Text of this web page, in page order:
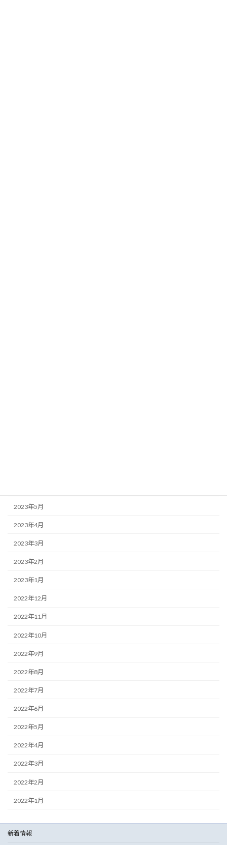
2023年5月
2023年4月
2023年3月
2023年2月
2023年1月
2022年12月
2022年11月
2022年10月
2022年9月
2022年8月
2022年7月
2022年6月
2022年5月
2022年4月
2022年3月
2022年2月
2022年1月
新着情報